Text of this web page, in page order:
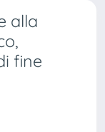
alla
fine